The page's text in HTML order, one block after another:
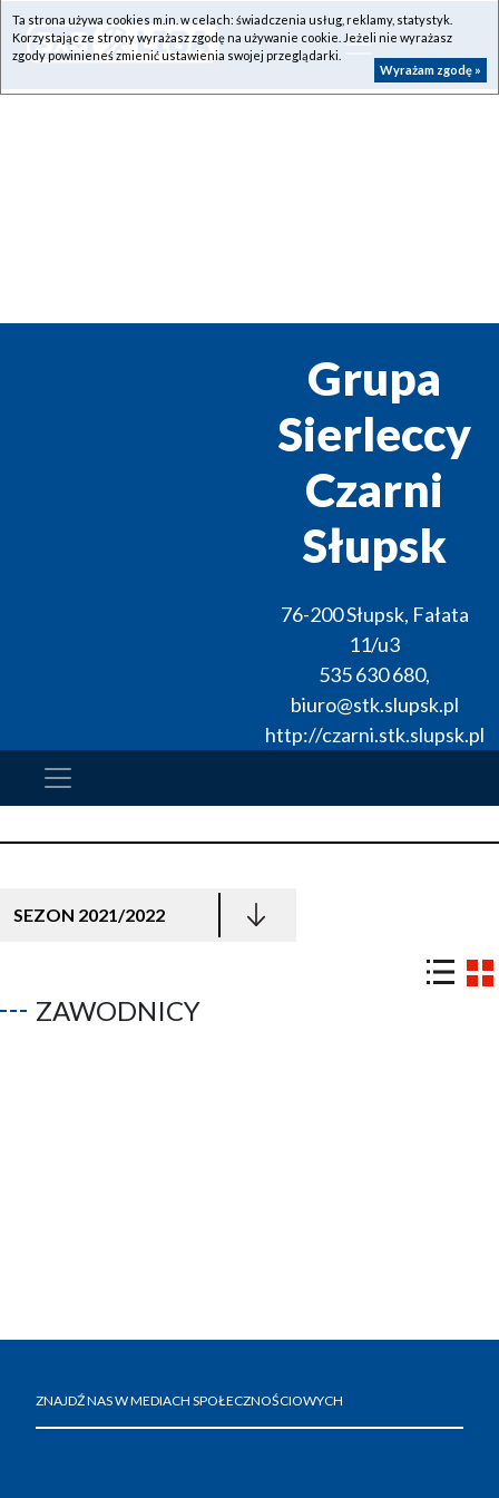
Grupa
Sierleccy
Czarni
Słupsk
76-200Słupsk, Fałata
11/u3
535 630 680,
biuro@stk.slupsk.pl
http://czarni.stk.slupsk.pl
SEZON 2021/2022
ZAWODNICY
ZNAJDŹ NAS W MEDIACH SPOŁECZNOŚCIOWYCH
Ta strona używa cookies m.in. w celach: świadczenia usług, reklamy, statystyk.
Korzystając ze strony wyrażasz zgodę na używanie cookie. Jeżeli nie wyrażasz
zgody powinieneś zmienić ustawienia swojej przeglądarki.
Wyrażam zgodę »